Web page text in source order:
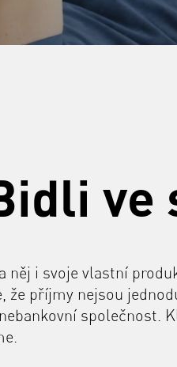
ve
i svoje vlastní
příjmy nejsou
společnost.